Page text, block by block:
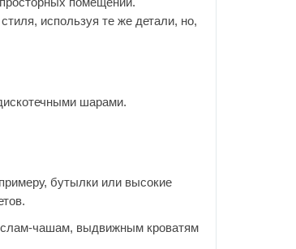
используя те же детали, но,
шарами.
бутылки или высокие
чашам, выдвижным кроватям